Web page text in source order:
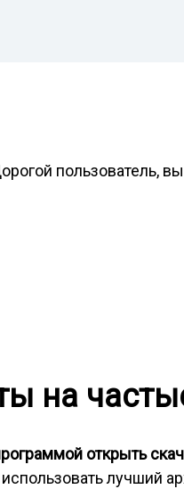
пользователь,
на
открыть
лучший